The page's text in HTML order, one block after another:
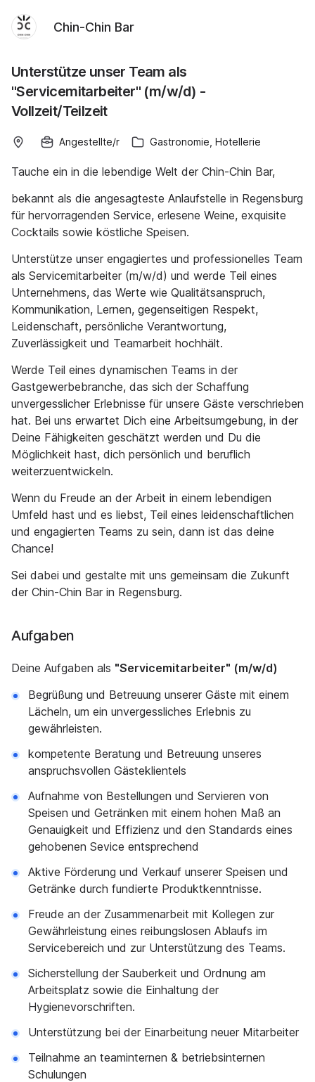
Chin-Chin Bar
Unterstütze unser Team als
"Servicemitarbeiter" (m/w/d) -
Vollzeit/Teilzeit
Angestellte/r Gastronomie, Hotellerie
Tauche ein in die lebendige Welt der Chin-Chin Bar,
bekannt als die angesagteste Anlaufstelle in Regensburg
für hervorragenden Service, erlesene Weine, exquisite
Cocktails sowie köstliche Speisen.
Unterstütze unser engagiertes und professionelles Team
als Servicemitarbeiter (m/w/d) und werde Teil eines
Unternehmens, das Werte wie Qualitätsanspruch,
Kommunikation, Lernen, gegenseitigen Respekt,
Leidenschaft, persönliche Verantwortung,
Zuverlässigkeit und Teamarbeit hochhält.
Werde Teil eines dynamischen Teams in der
Gastgewerbebranche, das sich der Schaffung
unvergesslicher Erlebnisse für unsere Gäste verschrieben
hat. Bei uns erwartet Dich eine Arbeitsumgebung, in der
Deine Fähigkeiten geschätzt werden und Du die
Möglichkeit hast, dich persönlich und beruflich
weiterzuentwickeln.
Wenn du Freude an der Arbeit in einem lebendigen
Umfeld hast und es liebst, Teil eines leidenschaftlichen
und engagierten Teams zu sein, dann ist das deine
Chance!
Sei dabei und gestalte mit uns gemeinsam die Zukunft
der Chin-Chin Bar in Regensburg.
Aufgaben
Deine Aufgaben als "Servicemitarbeiter" (m/w/d)
Begrüßung und Betreuung unserer Gäste mit einem
Lächeln, um ein unvergessliches Erlebnis zu
gewährleisten.
kompetente Beratung und Betreuung unseres
anspruchsvollen Gästeklientels
Aufnahme von Bestellungen und Servieren von
Speisen und Getränken mit einem hohen Maß an
Genauigkeit und Effizienz und den Standards eines
gehobenen Sevice entsprechend
Aktive Förderung und Verkauf unserer Speisen und
Getränke durch fundierte Produktkenntnisse.
Freude an der Zusammenarbeit mit Kollegen zur
Gewährleistung eines reibungslosen Ablaufs im
Servicebereich und zur Unterstützung des Teams.
Sicherstellung der Sauberkeit und Ordnung am
Arbeitsplatz sowie die Einhaltung der
Hygienevorschriften.
Unterstützung bei der Einarbeitung neuer Mitarbeiter
Teilnahme an teaminternen & betriebsinternen
Schulungen